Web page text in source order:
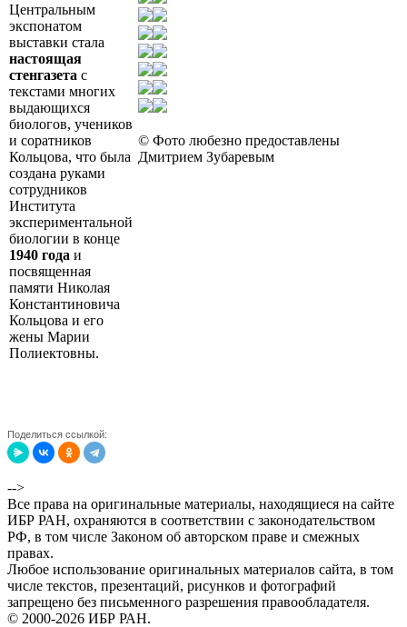
Центральным
экспонатом
выставки стала
настоящая
стенгазета с
текстами многих
выдающихся
биологов, учеников
и соратников
Кольцова, что была
создана руками
сотрудников
Института
экспериментальной
биологии в конце
1940 года и
посвященная
памяти Николая
Константиновича
Кольцова и его
жены Марии
Полиектовны.
© Фото любезно предоставлены
Дмитрием Зубаревым
Поделиться ссылкой:
-->
Все права на оригинальные материалы, находящиеся на сайте
ИБР РАН, охраняются в соответствии с законодательством
РФ, в том числе Законом об авторском праве и смежных
правах.
Любое использование оригинальных материалов сайта, в том
числе текстов, презентаций, рисунков и фотографий
запрещено без письменного разрешения правообладателя.
© 2000-2026 ИБР РАН.